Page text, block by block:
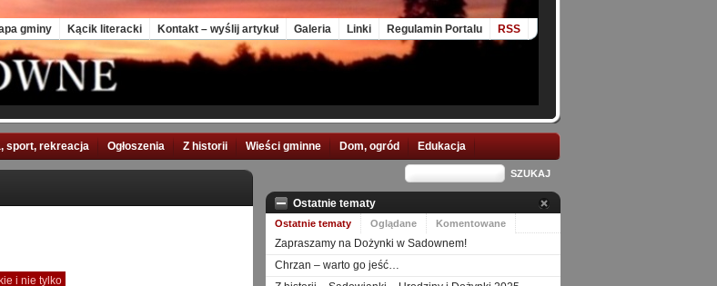
gminy Kącik literacki Kontakt – wyślij artykuł Galeria Linki Regulamin Portalu RSS
sport, rekreacja Ogłoszenia Z historii Wieści gminne Dom, ogród Edukacja
i nie tylko
Ostatnie tematy
Ostatnie tematy Oglądane Komentowane
Zapraszamy na Dożynki w Sadownem!
Chrzan – warto go jeść…